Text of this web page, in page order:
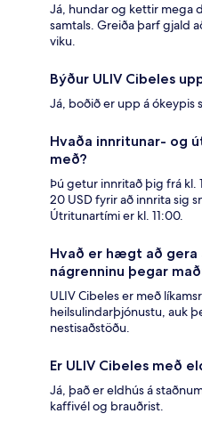
Já, hundar og kettir mega
samtals. Greiða þarf gjald
viku.
Býður ULIV Cibeles
Já, boðið er upp á ókeypis
Hvaða innritunar- og
með?
Þú getur innritað þig frá
20 USD fyrir að innrita sig
Útritunartími er kl. 11:00.
Hvað er hægt að gera
nágrenninu þegar
ULIV Cibeles er með
heilsulindarþjónustu, auk
nestisaðstöðu.
Er ULIV Cibeles með
Já, það er eldhús á
kaffivél og brauðrist.